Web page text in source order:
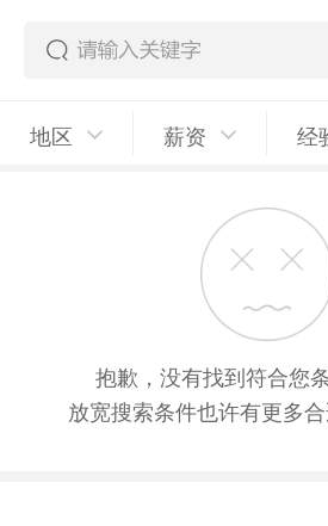
地区 薪资 经
抱歉，没有找到符合您
放宽搜索条件也许有更多